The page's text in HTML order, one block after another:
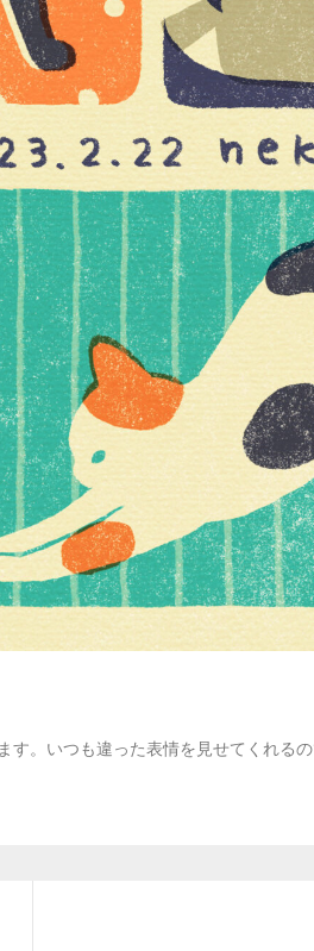
。いつも違った表情を見せてくれる